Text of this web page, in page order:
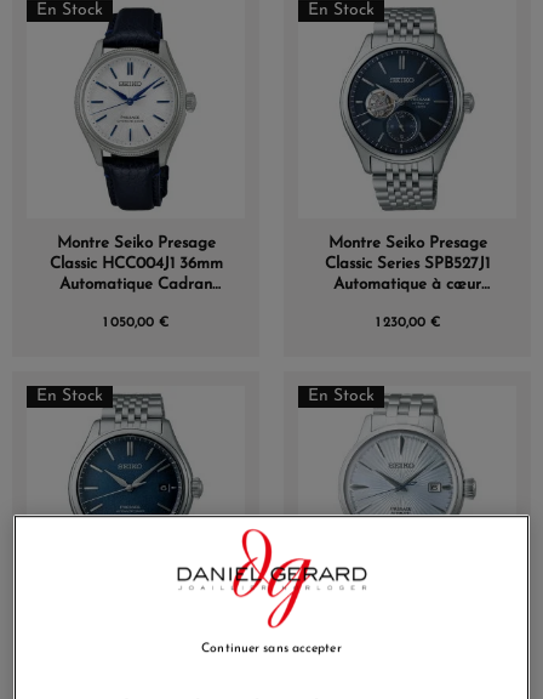
En Stock
Montre Seiko Presage
Classic HCC004J1 36mm
Automatique Cadran
1 050,00 €
En Stock
Montre Seiko Presage
Classic Series SPB527J1
Automatique à cœur
1 230,00 €
En Stock
Classic Series SPB525J1
En Stock
Continuer sans accepter